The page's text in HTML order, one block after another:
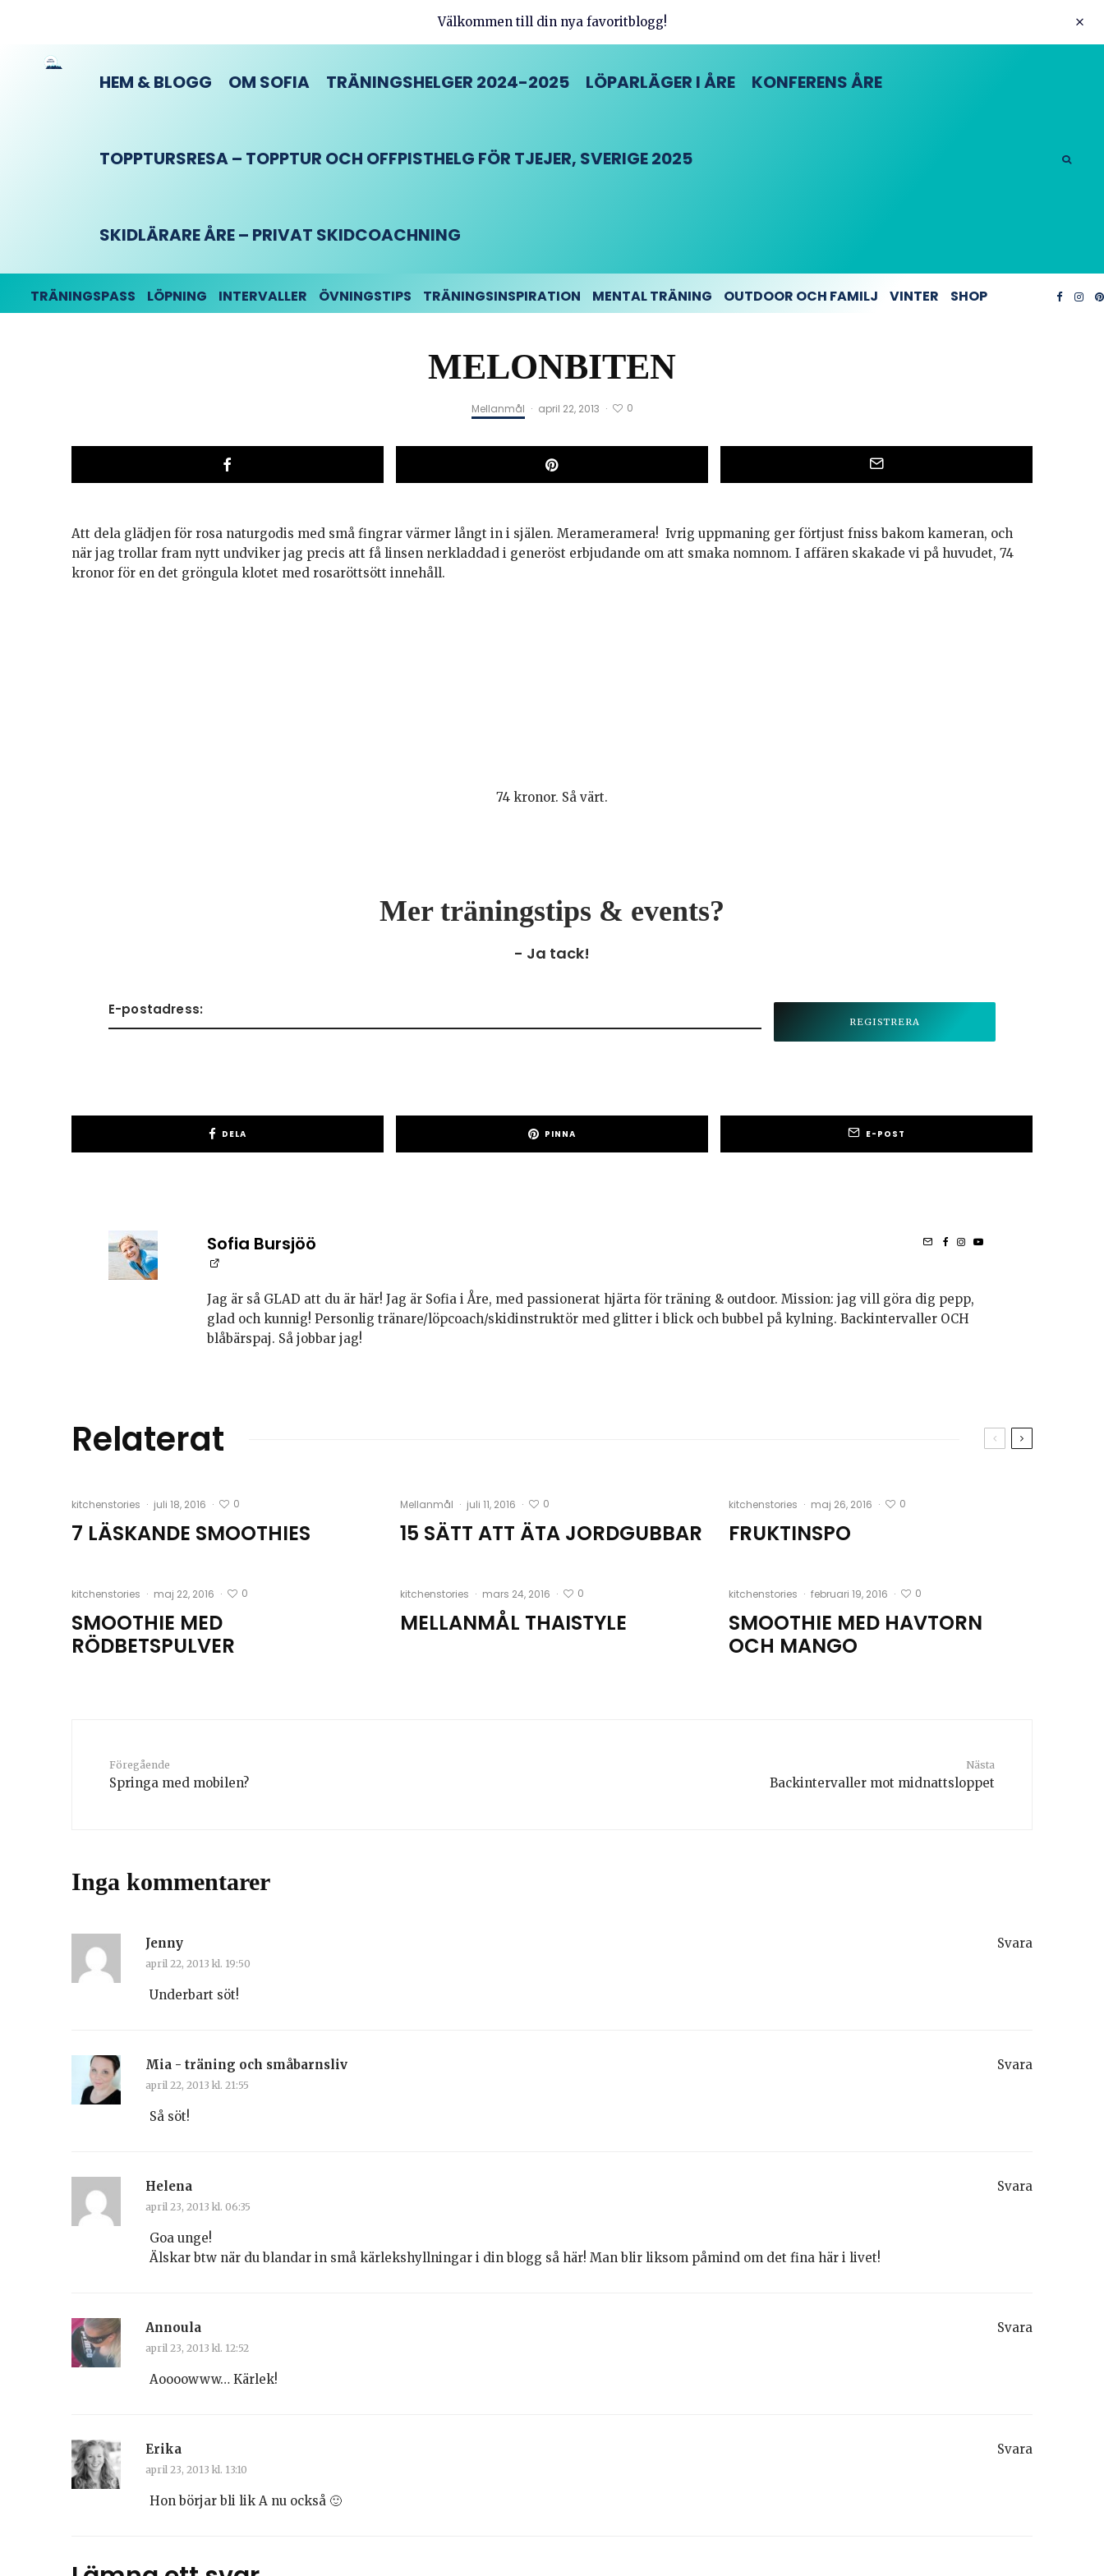
Välkommen till din nya favoritblogg!
HEM & BLOGG OM SOFIA TRÄNINGSHELGER 2024-2025 LÖPARLÄGER I ÅRE KONFERENS ÅRE
TOPPTURSRESA – TOPPTUR OCH OFFPISTHELG FÖR TJEJER, SVERIGE 2025
SKIDLÄRARE ÅRE – PRIVAT SKIDCOACHNING
TRÄNINGSPASS LÖPNING INTERVALLER ÖVNINGSTIPS TRÄNINGSINSPIRATION MENTAL TRÄNING OUTDOOR OCH FAMILJ VINTER SHOP
MELONBITEN
Mellanmål · april 22, 2013 · 0
Att dela glädjen för rosa naturgodis med små fingrar värmer långt in i själen. Merameramera! Ivrig uppmaning ger förtjust fniss bakom kameran, och
när jag trollar fram nytt undviker jag precis att få linsen nerkladdad i generöst erbjudande om att smaka nomnom. I affären skakade vi på huvudet, 74
kronor för en det gröngula klotet med rosaröttsött innehåll.
74 kronor. Så värt.
Mer träningstips & events?
- Ja tack!
DELA PINNA E-POST
Sofia Bursjöö
Jag är så GLAD att du är här! Jag är Sofia i Åre, med passionerat hjärta för träning & outdoor. Mission: jag vill göra dig pepp,
glad och kunnig! Personlig tränare/löpcoach/skidinstruktör med glitter i blick och bubbel på kylning. Backintervaller OCH
blåbärspaj. Så jobbar jag!
Relaterat
kitchenstories · juli 18, 2016 · 0
7 LÄSKANDE SMOOTHIES
Mellanmål · juli 11, 2016 · 0
15 SÄTT ATT ÄTA JORDGUBBAR
kitchenstories · maj 26, 2016 · 0
FRUKTINSPO
kitchenstories · maj 22, 2016 · 0
SMOOTHIE MED
RÖDBETSPULVER
kitchenstories · mars 24, 2016 · 0
MELLANMÅL THAISTYLE
kitchenstories · februari 19, 2016 · 0
SMOOTHIE MED HAVTORN
OCH MANGO
Föregående
Springa med mobilen?
Nästa
Backintervaller mot midnattsloppet
Inga kommentarer
Jenny
april 22, 2013 kl. 19:50
Underbart söt!
Svara
Mia - träning och småbarnsliv
april 22, 2013 kl. 21:55
Så söt!
Svara
Helena
april 23, 2013 kl. 06:35
Goa unge!
Älskar btw när du blandar in små kärlekshyllningar i din blogg så här! Man blir liksom påmind om det fina här i livet!
Svara
Annoula
april 23, 2013 kl. 12:52
Aoooowww… Kärlek!
Svara
Erika
april 23, 2013 kl. 13:10
Hon börjar bli lik A nu också 🙂
Svara